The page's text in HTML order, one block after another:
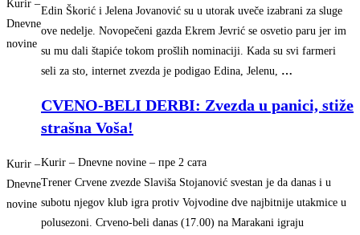
Kurir –
Dnevne
novine
Edin Škorić i Jelena Jovanović su u utorak uveče izabrani za sluge
ove nedelje. Novopečeni gazda Ekrem Jevrić se osvetio paru jer im
su mu dali štapiće tokom prošlih nominaciji. Kada su svi farmeri
seli za sto, internet zvezda je podigao Edina, Jelenu, …
Kurir –
Dnevne
novine
CVENO-BELI DERBI: Zvezda u panici, stiže
strašna Voša!
Kurir – Dnevne novine – ‎пре 2 сата‎
Trener Crvene zvezde Slaviša Stojanović svestan je da danas i u
subotu njegov klub igra protiv Vojvodine dve najbitnije utakmice u
polusezoni. Crveno-beli danas (17.00) na Marakani igraju